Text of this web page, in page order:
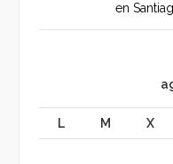
en
L M X